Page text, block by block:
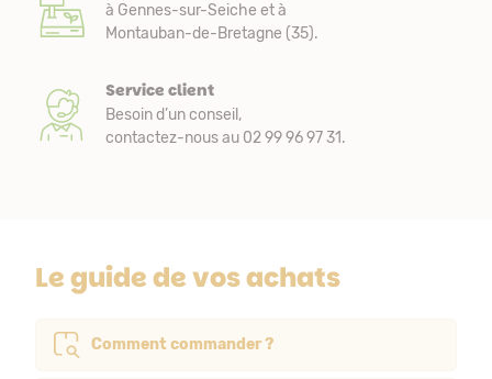
à Gennes-sur-Seiche et à
Montauban-de-Bretagne (35).
Service client
Besoin d’un conseil,
contactez-nous au 02 99 96 97 31.
Le guide de vos achats
Comment commander ?